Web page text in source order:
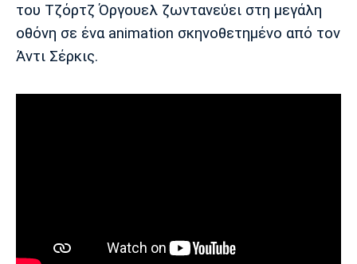
του Τζόρτζ Όργουελ ζωντανεύει στη μεγάλη
οθόνη σε ένα animation σκηνοθετημένο από τον
Άντι Σέρκις.